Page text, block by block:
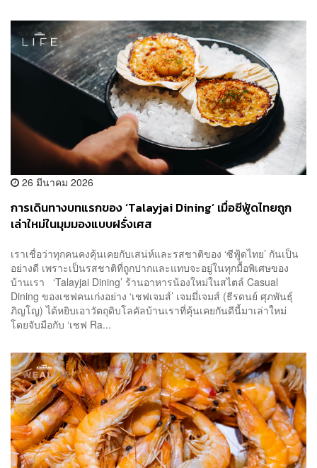
26 มีนาคม 2026
การเดินทางบทแรกของ ‘Talayjai Dining’ เมื่อซีฟู้ดไทยถูก
เล่าใหม่ในมุมมองแบบฝรั่งเศส
เราเชื่อว่าทุกคนคงคุ้นเคยกับเสน่ห์และรสชาติของ ‘ซีฟู้ดไทย’ กันเป็น
อย่างดี เพราะเป็นรสชาติที่ถูกปากและแทบจะอยู่ในทุกมื้อพิเศษของ
บ้านเรา ‘Talayjai Dining’ ร้านอาหารน้องใหม่ในสไตล์ Casual
Dining ของเชฟคนเก่งอย่าง ‘เชฟเจมส์’ เจมมี่เจมส์ (ธีรดนย์ ศุภพันธุ์
ภิญโญ) ได้หยิบเอาวัตถุดิบโลคัลบ้านเราที่คุ้นเคยกันดีนี้มาเล่าใหม่
โดยจับมือกับ ‘เชฟ Ra...